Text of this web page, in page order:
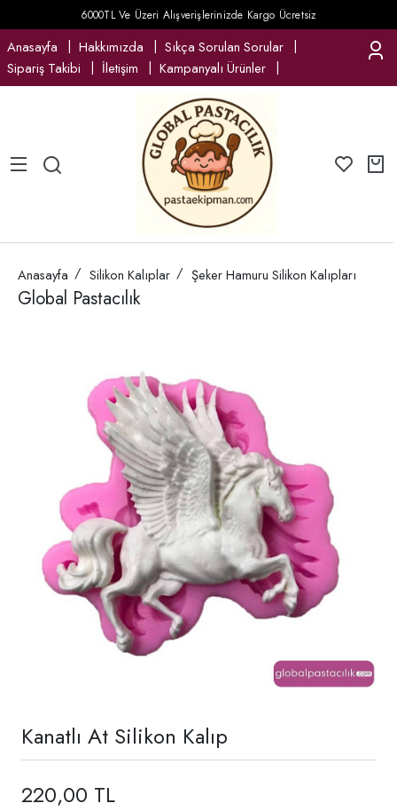
6000TL Ve Üzeri Alışverişlerinizde Kargo Ücretsiz
Anasayfa Hakkımızda
Sıkça Sorulan Sorular
Sipariş Takibi
İletişim Kampanyalı Ürünler
Anasayfa Silikon Kalıplar Şeker Hamuru Silikon Kalıpları
Global Pastacılık
Kanatlı At Silikon Kalıp
220,00 TL